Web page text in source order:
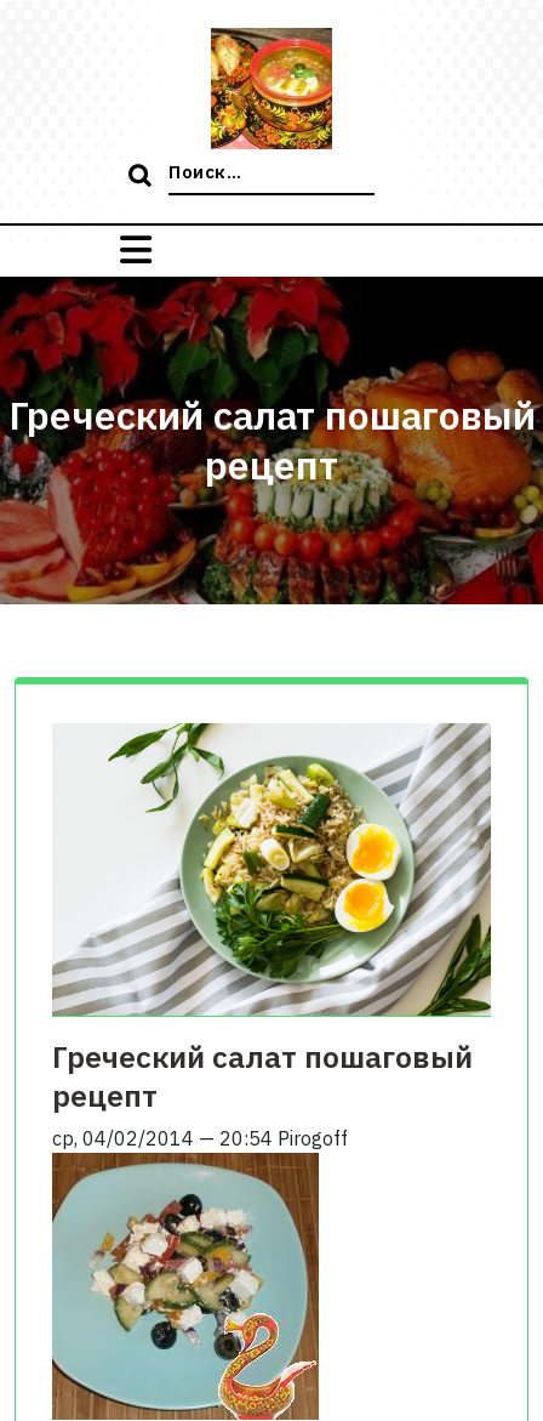
Поиск:
Греческий салат пошаговый
рецепт
Греческий салат пошаговый
рецепт
ср, 04/02/2014 — 20:54 Pirogoff